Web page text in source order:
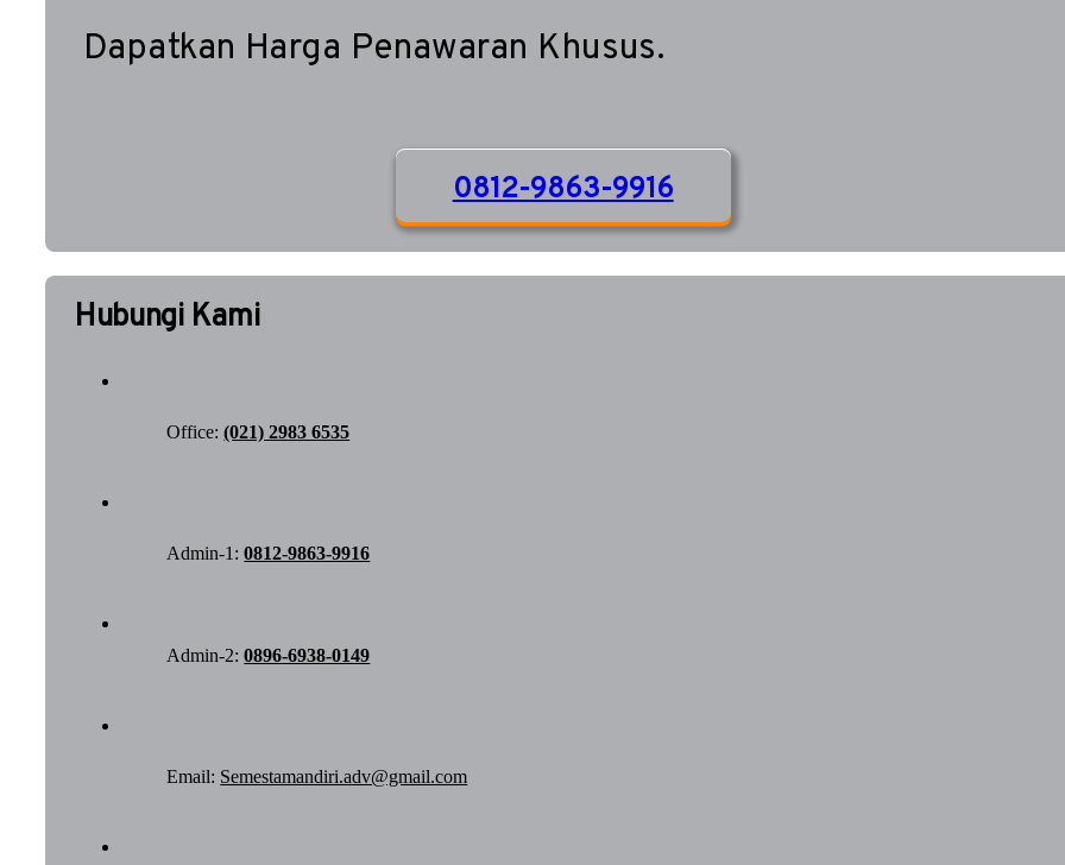
Dapatkan Harga Penawaran Khusus.
0812-9863-9916
Hubungi Kami
Office:(021) 2983 6535
Admin-1:0812-9863-9916
Admin-2:0896-6938-0149
Email: Semestamandiri.adv@gmail.com